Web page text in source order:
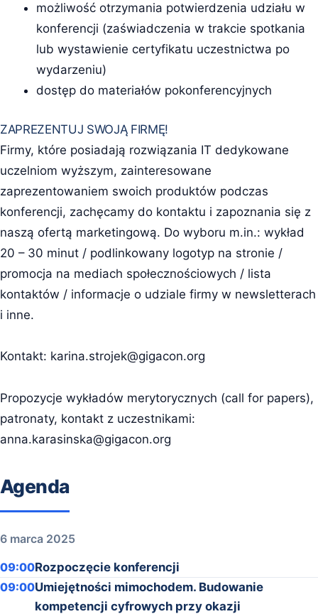
możliwość otrzymania potwierdzenia udziału w
konferencji (zaświadczenia w trakcie spotkania
lub wystawienie certyfikatu uczestnictwa po
wydarzeniu)
dostęp do materiałów pokonferencyjnych
ZAPREZENTUJ SWOJĄ FIRMĘ!
Firmy, które posiadają rozwiązania IT dedykowane
uczelniom wyższym, zainteresowane
zaprezentowaniem swoich produktów podczas
konferencji, zachęcamy do kontaktu i zapoznania się z
naszą ofertą marketingową. Do wyboru m.in.: wykład
20 – 30 minut / podlinkowany logotyp na stronie /
promocja na mediach społecznościowych / lista
kontaktów / informacje o udziale firmy w newsletterach
i inne.
Kontakt: karina.strojek@gigacon.org
Propozycje wykładów merytorycznych (call for papers),
patronaty, kontakt z uczestnikami:
anna.karasinska@gigacon.org
Agenda
6 marca 2025
09:00Rozpoczęcie konferencji
09:00Umiejętności mimochodem. Budowanie
kompetencji cyfrowych przy okazji